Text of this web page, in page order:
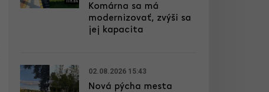
Komárna sa má
modernizovať, zvýši sa
jej kapacita
02.08.2026 15:43
Nová pýcha mesta